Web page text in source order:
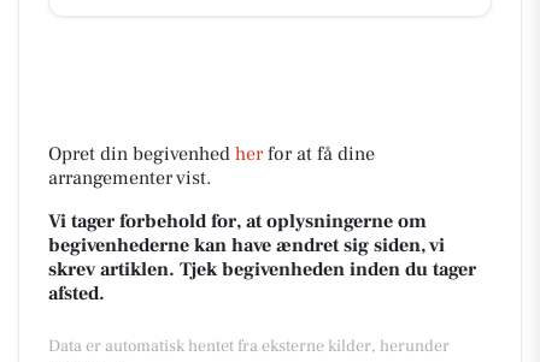
Opret din begivenhed herfor at få dine
arrangementer vist.
Vi tager forbehold for, at oplysningerne om
begivenhederne kan have ændret sig siden, vi
skrev artiklen. Tjek begivenheden inden du tager
afsted.
Data er automatisk hentet fra eksterne kilder, herunder